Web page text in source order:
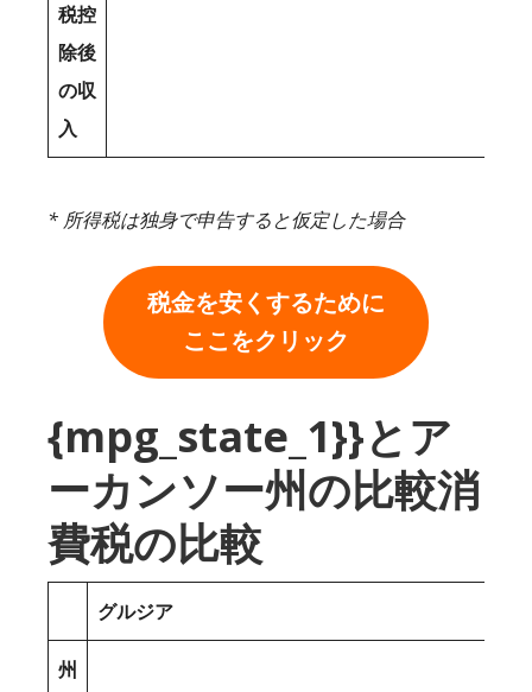
税控
除後
の収
入
* 所得税は独身で申告すると仮定した場合
税金を安くするために
ここをクリック
{mpg_state_1}}とア
ーカンソー州の比較消
費税の比較
グルジア
州